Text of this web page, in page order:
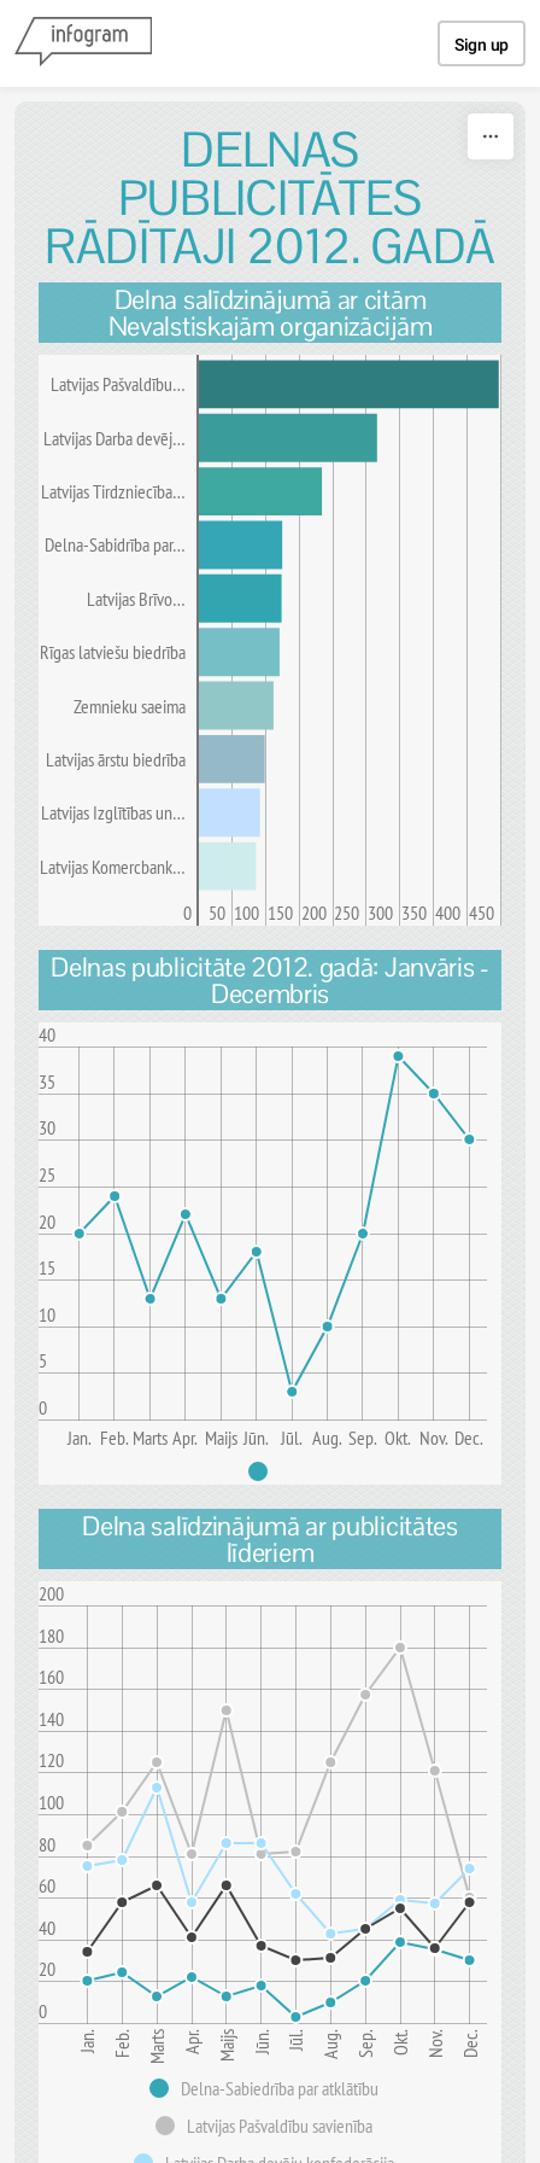
Sign up
DELNAS
PUBLICITĀTES
RĀDĪTAJI 2012. GADĀ
Delna salīdzinājumā ar citām
Nevalstiskajām organizācijām
Latvijas Pašvaldību…
Latvijas Darba devēj…
Latvijas Tirdzniecība…
Delna-Sabidrība par…
Latvijas Brīvo…
Rīgas latviešu biedrība
Zemnieku saeima
Latvijas ārstu biedrība
Latvijas Izglītības un…
Latvijas Komercbank…
0 50 100 150 200 250 300 350 400 450
Delnas publicitāte 2012. gadā: Janvāris -
Decembris
0
5
10
15
20
25
30
35
40
Jan. Feb. Marts Apr. Maijs Jūn. Jūl. Aug. Sep. Okt. Nov. Dec.
Delna salīdzinājumā ar publicitātes
līderiem
0
20
40
60
80
100
120
140
160
180
200
Jan. Feb. Marts Apr. Maijs Jūn. Jūl. Aug. Sep. Okt. Nov. Dec.
Delna-Sabiedrība par atklātību
Latvijas Pašvaldību savienība